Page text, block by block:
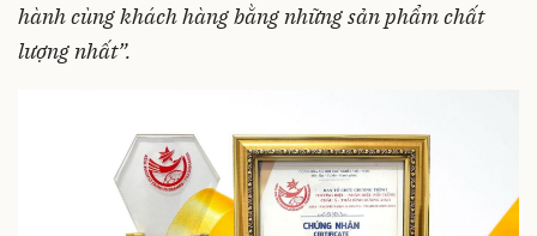
hành cùng khách hàng bằng những sản phẩm chất
lượng nhất”.